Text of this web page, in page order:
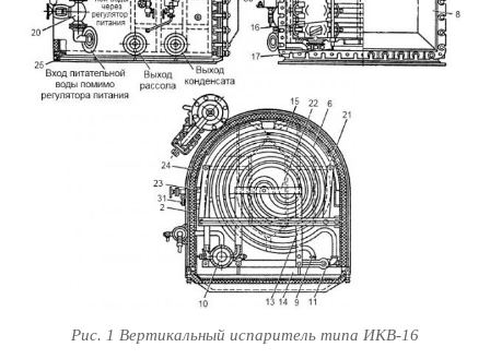
Рис. 1 Вертикальный испаритель типа ИКВ-16